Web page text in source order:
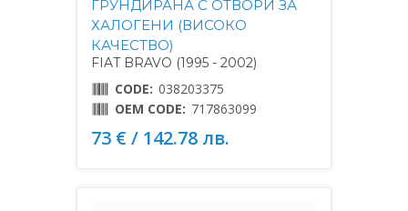
ГРУНДИРАНА С ОТВОРИ ЗА
ХАЛОГЕНИ (ВИСОКО
КАЧЕСТВО)
FIAT BRAVO (1995 - 2002)
CODE: 038203375
OEM CODE: 717863099
73 € / 142.78 лв.